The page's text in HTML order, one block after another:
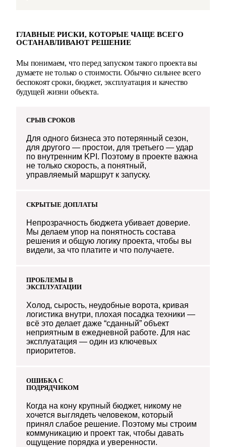
ГЛАВНЫЕ РИСКИ, КОТОРЫЕ ЧАЩЕ ВСЕГО
ОСТАНАВЛИВАЮТ РЕШЕНИЕ
Мы понимаем, что перед запуском такого проекта вы
думаете не только о стоимости. Обычно сильнее всего
беспокоят сроки, бюджет, эксплуатация и качество
будущей жизни объекта.
СРЫВ СРОКОВ
Для одного бизнеса это потерянный сезон,
для другого — простои, для третьего — удар
по внутренним KPI. Поэтому в проекте важна
не только скорость, а понятный,
управляемый маршрут к запуску.
СКРЫТЫЕ ДОПЛАТЫ
Непрозрачность бюджета убивает доверие.
Мы делаем упор на понятность состава
решения и общую логику проекта, чтобы вы
видели, за что платите и что получаете.
ПРОБЛЕМЫ В
ЭКСПЛУАТАЦИИ
Холод, сырость, неудобные ворота, кривая
логистика внутри, плохая посадка техники —
всё это делает даже “сданный” объект
неприятным в ежедневной работе. Для нас
эксплуатация — один из ключевых
приоритетов.
ОШИБКА С
ПОДРЯДЧИКОМ
Когда на кону крупный бюджет, никому не
хочется выглядеть человеком, который
принял слабое решение. Поэтому мы строим
коммуникацию и проект так, чтобы давать
ощущение порядка и уверенности.